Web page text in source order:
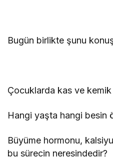
Bugün birlikte şunu
Çocuklarda kas ve kemik
Hangi yaşta hangi besin
Büyüme hormonu,
bu sürecin neresindedir?